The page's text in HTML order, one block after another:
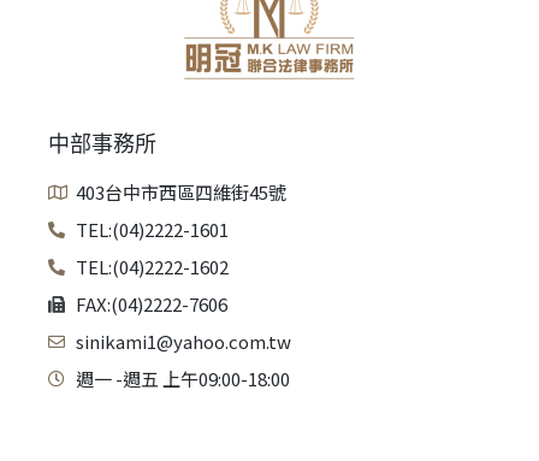
中部事務所
403台中市西區四維街45號
TEL:(04)2222-1601
TEL:(04)2222-1602
FAX:(04)2222-7606
sinikami1@yahoo.com.tw
週一 -週五 上午09:00-18:00